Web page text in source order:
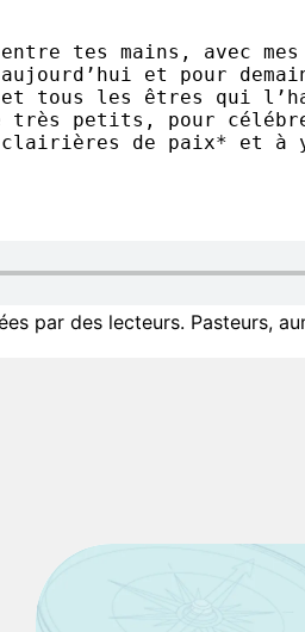
tes mains, avec
et pour
et tous les êtres qui
très petits, pour
de paix* et à
par des lecteurs. Pasteurs,